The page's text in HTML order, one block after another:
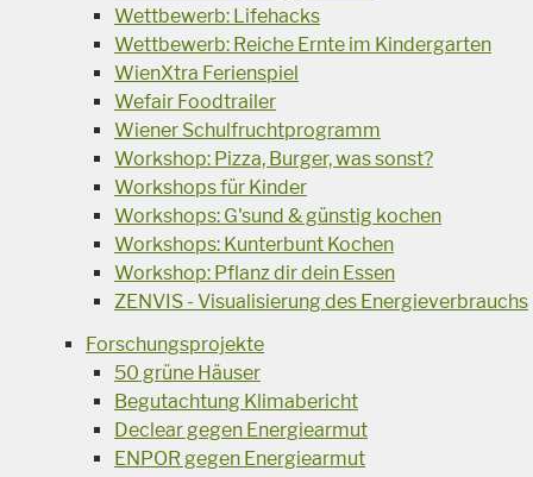
Wettbewerb: Lifehacks
Wettbewerb: Reiche Ernte im Kindergarten
WienXtra Ferienspiel
Wefair Foodtrailer
Wiener Schulfruchtprogramm
Workshop: Pizza, Burger, was sonst?
Workshops für Kinder
Workshops: G'sund & günstig kochen
Workshops: Kunterbunt Kochen
Workshop: Pflanz dir dein Essen
ZENVIS - Visualisierung des Energieverbrauchs
Forschungsprojekte
50 grüne Häuser
Begutachtung Klimabericht
Declear gegen Energiearmut
ENPOR gegen Energiearmut